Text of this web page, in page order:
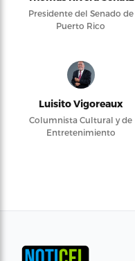
Presidente del Senado de
Puerto Rico
Luisito Vigoreaux
Columnista Cultural y de
Entretenimiento